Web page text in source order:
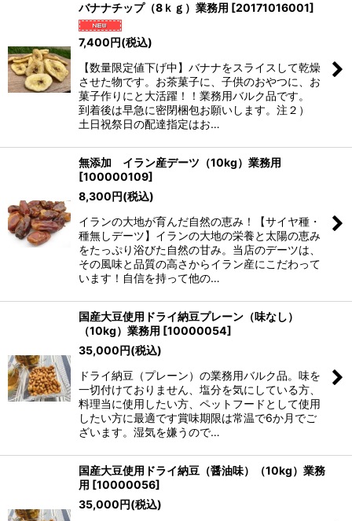
バナナチップ（8ｋｇ）業務用 [20171016001]
7,400円(税込)
【数量限定値下げ中】バナナをスライスして乾燥
させた物です。お茶菓子に、子供のおやつに、お
菓子作りにと大活躍！！業務用バルク品です。
到着後は早急に密閉梱包お願いします。注２）
土日祝祭日の配達指定はお…
無添加 イラン産デーツ（10kg）業務用
[100000109]
8,300円(税込)
イランの大地が育んだ自然の恵み！【サイヤ種・
種無しデーツ】イランの大地の栄養と太陽の恵み
をたっぷり浴びた自然の甘み。当店のデーツは、
その風味と品質の高さからイラン産にこだわって
います！自信を持って他の…
国産大豆使用ドライ納豆プレーン（味なし）
（10kg）業務用 [10000054]
35,000円(税込)
ドライ納豆（プレーン）の業務用バルク品。味を
一切付けておりません、塩分を気にしている方、
料理当に使用したい方、ペットフードとして使用
したい方に最適です賞味期限は常温で6か月でご
ざいます。湿気を嫌うので…
国産大豆使用ドライ納豆（醤油味）（10kg）業務
用 [10000056]
35,000円(税込)